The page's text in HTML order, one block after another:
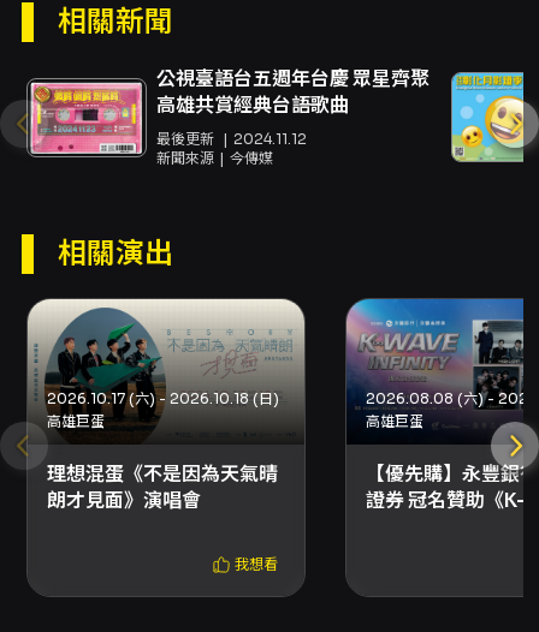
或票券有疑義，主辦有權取消入場資格 - 現場可
能有燈光、雷射及移動攝影機，購票視同同意有
被拍攝的可能 - 請勿攜帶相機、攝影機、錄音裝
置、外食、飲料、任何金屬或玻璃容器、雷射
筆、煙火或其他危險物品入場 - 若發現視線不良
（非公告視線不良區域），請於開演10分鐘內向
現場工作人員提出；經判定可辦理座位調整或退
員手機與電子郵件已完成驗證；建議不要使用
票與退款相關程序、表單與時程依 KKTIX 退換票
規定辦理，信用卡退刷僅退回原信用卡帳戶，現
金退款有專用表單 - 身心障礙席登記須填妥表單
並上傳證明，KKTIX 不保證登記成功等同購票成
功，名額有限且依收件順序為主
相關新聞
公視臺語台五週年台慶 眾星齊聚
高雄共賞經典台語歌曲
最後更新
2024.11.12
新聞來源
今傳媒
相關演出
2026.10.17 (六) - 2026.10.18 (日)
高雄巨蛋
理想混蛋《不是因為天氣晴
朗才見面》演唱會
我想看
高雄巨蛋
【優先購】永豐銀
證券 冠名贊助《K-